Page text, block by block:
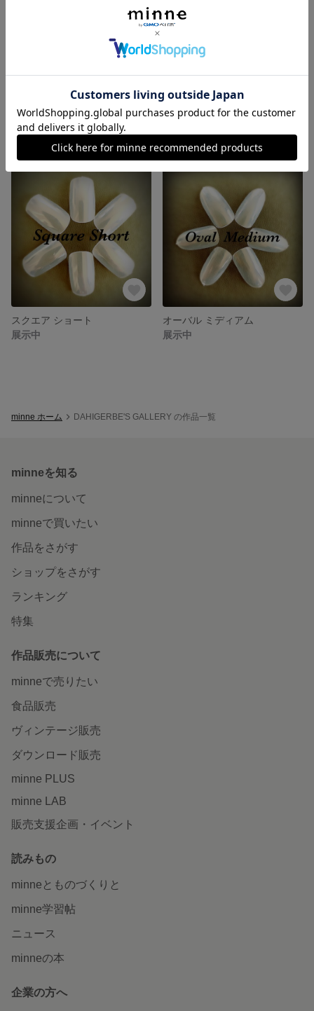
ネイルチップ no.2
3,480円
ネイルチップ no.1
スクエア ショート
展示中
オーバル ミディアム
展示中
minne ホーム DAHIGERBE'S GALLERY の作品一覧
minneを知る
minneについて
minneで買いたい
作品をさがす
ショップをさがす
ランキング
特集
作品販売について
minneで売りたい
食品販売
ヴィンテージ販売
ダウンロード販売
minne PLUS
minne LAB
販売支援企画・イベント
読みもの
minneとものづくりと
minne学習帖
ニュース
minneの本
企業の方へ